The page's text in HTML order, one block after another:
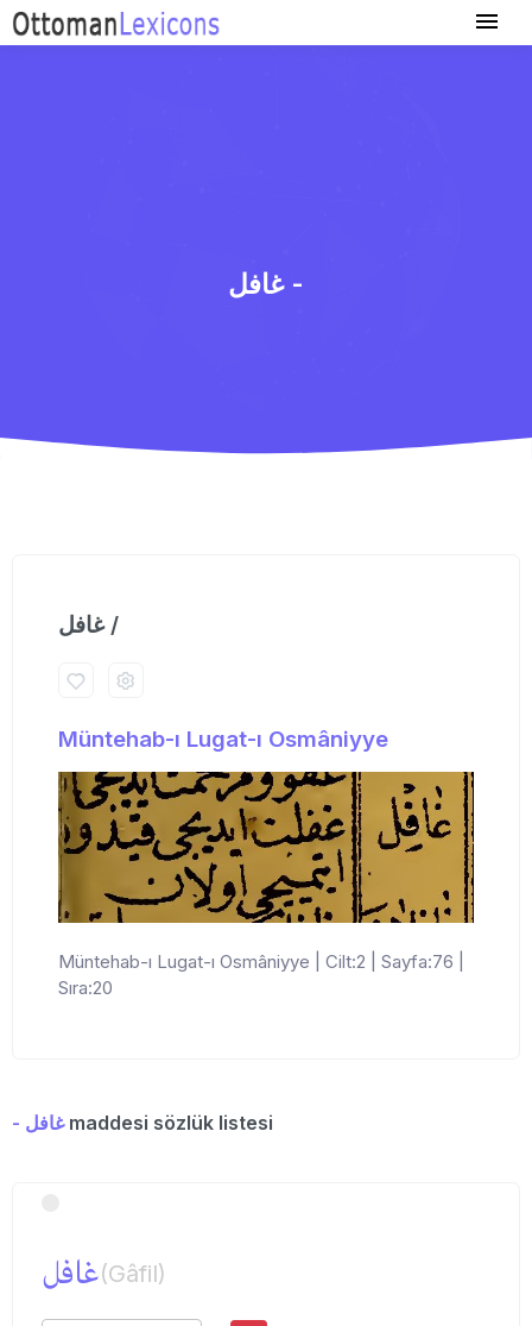
غافل -
غافل /
Müntehab-ı Lugat-ı Osmâniyye
Müntehab-ı Lugat-ı Osmâniyye | Cilt:2 | Sayfa:76 |
Sıra:20
- غافلmaddesi sözlük listesi
غافل(Gâfil)